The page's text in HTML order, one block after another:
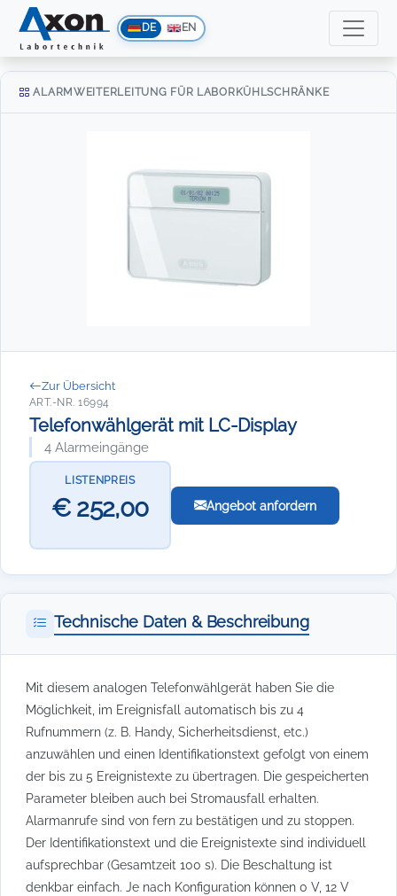
DE EN
ALARMWEITERLEITUNG FÜR LABORKÜHLSCHRÄNKE
Zur Übersicht
ART.-NR. 16994
Telefonwählgerät mit LC-Display
4 Alarmeingänge
LISTENPREIS
€ 252,00 Angebot anfordern
Technische Daten & Beschreibung
Mit diesem analogen Telefonwählgerät haben Sie die
Möglichkeit, im Ereignisfall automatisch bis zu 4
Rufnummern (z. B. Handy, Sicherheitsdienst, etc.)
anzuwählen und einen Identifikationstext gefolgt von einem
der bis zu 5 Ereignistexte zu übertragen. Die gespeicherten
Parameter bleiben auch bei Stromausfall erhalten.
Alarmanrufe sind von fern zu bestätigen und zu stoppen.
Der Identifikationstext und die Ereignistexte sind individuell
aufsprechbar (Gesamtzeit 100 s). Die Beschaltung ist
denkbar einfach. Je nach Konfiguration können 0 V, 12 V